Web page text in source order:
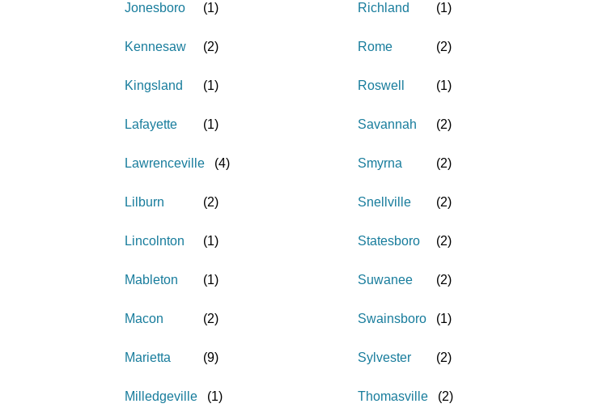
Jonesboro (1)
Kennesaw (2)
Kingsland (1)
Lafayette (1)
Lawrenceville (4)
Lilburn (2)
Lincolnton (1)
Mableton (1)
Macon (2)
Marietta (9)
Milledgeville (1)
Richland (1)
Rome (2)
Roswell (1)
Savannah (2)
Smyrna (2)
Snellville (2)
Statesboro (2)
Suwanee (2)
Swainsboro (1)
Sylvester (2)
Thomasville (2)